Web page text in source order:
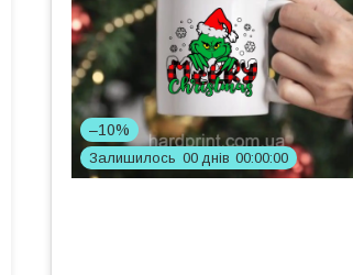
–10%
Залишилось 00 днів 00 00 00